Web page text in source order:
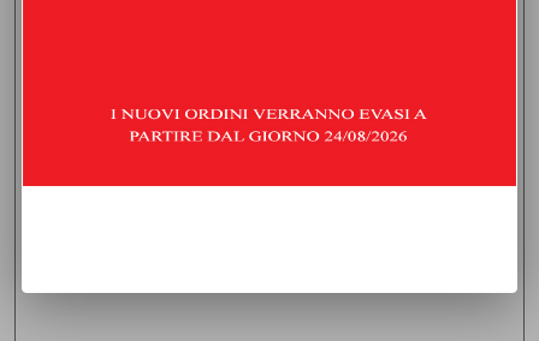
MERCEDES CLASSE CLA 180 1.6T (122 HP) | 2013 | TYPE